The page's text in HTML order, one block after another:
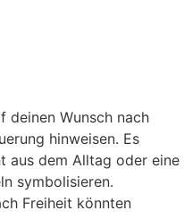
deinen Wunsch nach
hinweisen. Es
aus dem Alltag oder eine
symbolisieren.
Freiheit könnten